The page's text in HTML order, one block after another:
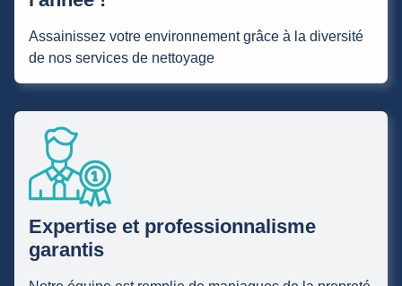
Assainissez votre environnement grâce à la diversité
de nos services de nettoyage
Expertise et professionnalisme
garantis